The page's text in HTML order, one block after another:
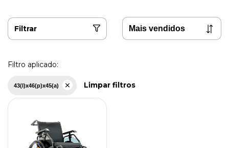
Filtrar
Filtro aplicado:
43(l)x46(p)x45(a) Limpar filtros